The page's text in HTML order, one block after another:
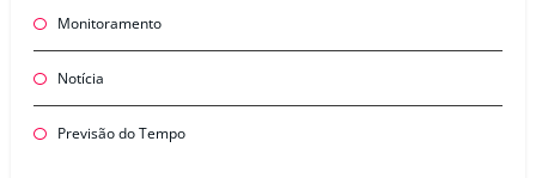
Monitoramento
Notícia
Previsão do Tempo